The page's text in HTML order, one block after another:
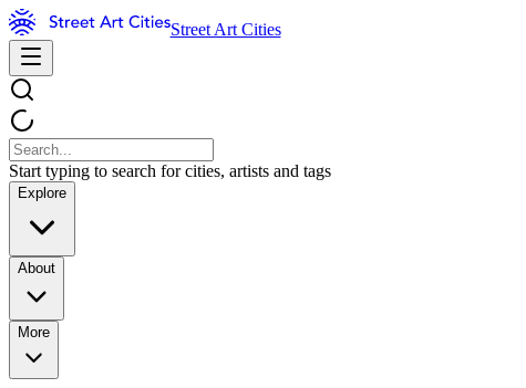
Street Art Cities
Start typing to search for cities, artists and tags
Explore
About
More